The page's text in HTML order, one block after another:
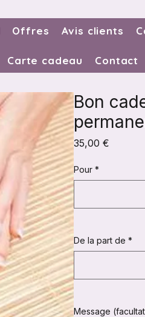
Offres Avis clients
Carte cadeau Contact
Bon
35,00 €
Pour *
De la part de *
Message